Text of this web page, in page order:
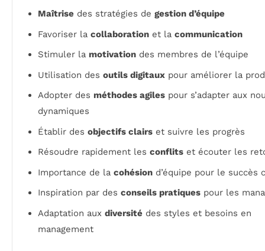
Maîtrise des stratégies de gestion d’équipe
Favoriser la collaboration et la communication
Stimuler la motivation des membres de l’équipe
Utilisation des outils digitaux pour améliorer la
Adopter des méthodes agiles pour s’adapter aux
dynamiques
Établir des objectifs clairs et suivre les progrès
Résoudre rapidement les conflits et écouter les
Importance de la cohésion d’équipe pour le succès
Inspiration par des conseils pratiques pour les
Adaptation aux diversité des styles et besoins en
management